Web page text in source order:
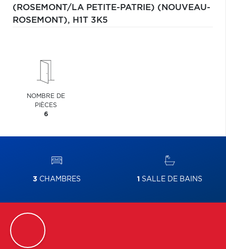
(ROSEMONT/LA PETITE-PATRIE) (NOUVEAU-
ROSEMONT), H1T 3K5
NOMBRE DE
PIÈCES
6
3 CHAMBRES 1 SALLE DE BAINS